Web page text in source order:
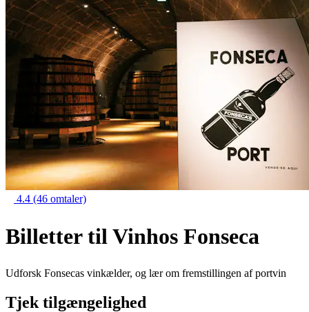
4.4 (46 omtaler)
Billetter til Vinhos Fonseca
Udforsk Fonsecas vinkælder, og lær om fremstillingen af portvin
Tjek tilgængelighed